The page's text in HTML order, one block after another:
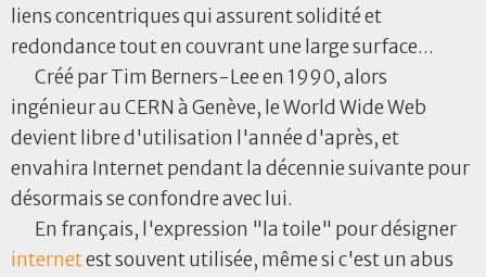
liens concentriques qui assurent solidité et
redondance tout en couvrant une large surface...
Créé par Tim Berners-Lee en 1990, alors
ingénieur au CERN à Genève, le World Wide Web
devient libre d'utilisation l'année d'après, et
envahira Internet pendant la décennie suivante pour
désormais se confondre avec lui.
En français, l'expression "la toile" pour désigner
internetest souvent utilisée, même si c'est un abus